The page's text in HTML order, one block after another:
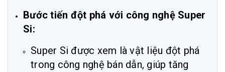
Bước tiến đột phá với công nghệ Super
Si:
Super Si được xem là vật liệu đột phá
trong công nghệ bán dẫn, giúp tăng